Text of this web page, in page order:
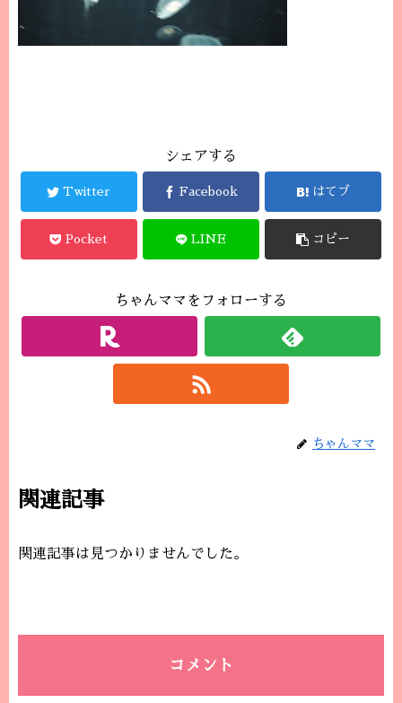
シェアする
Twitter Facebook はてブ
Pocket LINE コピー
ちゃんママをフォローする
ちゃんママ
関連記事
関連記事は見つかりませんでした。
コメント